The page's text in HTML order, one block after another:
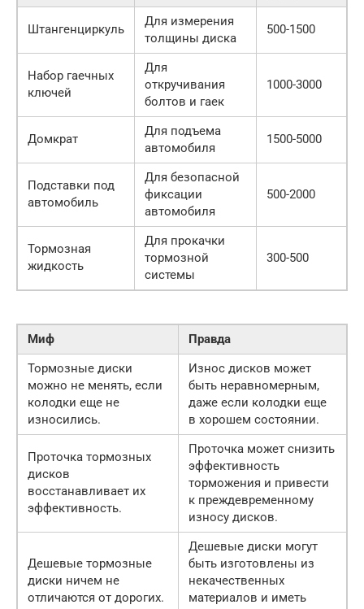
Штангенциркуль
Для измерения
толщины диска
500-1500
Набор гаечных
ключей
Для
откручивания
болтов и гаек
1000-3000
Домкрат
Для подъема
автомобиля
1500-5000
Подставки под
автомобиль
Для безопасной
фиксации
автомобиля
500-2000
Тормозная
жидкость
Для прокачки
тормозной
системы
300-500
Миф
Правда
Тормозные диски
можно не менять, если
колодки еще не
износились.
Износ дисков может
быть неравномерным,
даже если колодки еще
в хорошем состоянии.
Проточка тормозных
дисков
восстанавливает их
эффективность.
Проточка может снизить
эффективность
торможения и привести
к преждевременному
износу дисков.
Дешевые тормозные
диски ничем не
отличаются от дорогих.
Дешевые диски могут
быть изготовлены из
некачественных
материалов и иметь